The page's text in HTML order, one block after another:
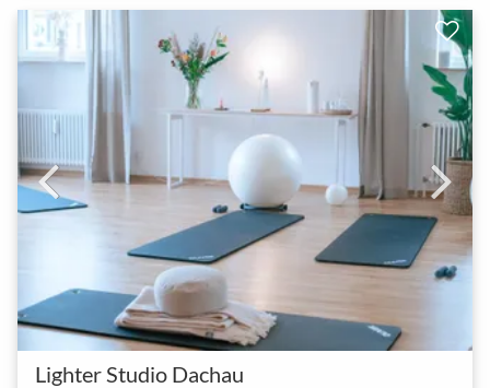
Lighter Studio Dachau